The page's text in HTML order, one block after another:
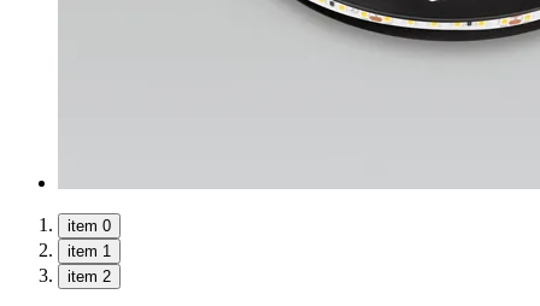
item 0
item 1
item 2